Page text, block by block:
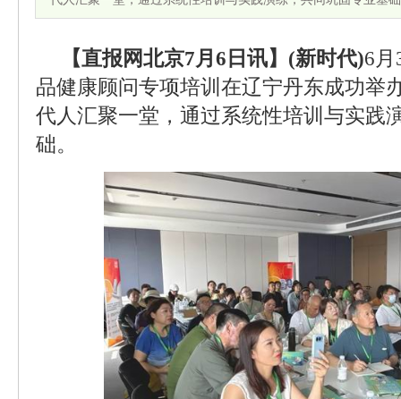
【直报网北京7月6日讯】(新时代)6
品健康顾问专项培训在辽宁丹东成功举
代人汇聚一堂，通过系统性培训与实践
础。